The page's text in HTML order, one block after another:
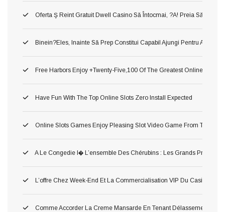
Oferta Ş Reint Gratuit Dwell Casino Să Întocmai, ?a! Preia Să
Binein?eles, Inainte Să Prep Constitui Capabil Ajungi Pentru A
Free Harbors Enjoy +twenty-Five,100 Of The Greatest Online
Have Fun With The Top Online Slots Zero Install Expected
Online Slots Games Enjoy Pleasing Slot Video Game From The
A Le Congedie I� L’ensemble Des Chérubins : Les Grands Premium
L’offre Chez Week-End Et La Commercialisation VIP Du Casino
Comme Accorder La Creme Mansarde En Tenant Délassement